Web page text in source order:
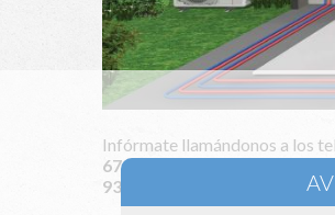
Infórmate llamándonos a los
672 115 393
931 164 154